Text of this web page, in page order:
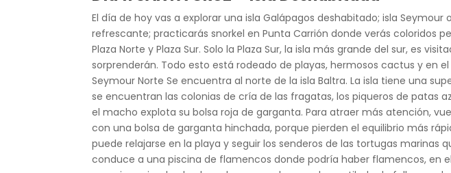
El día de hoy vas a explorar una isla Galápagos deshabitado; isla
refrescante; practicarás snorkel en Punta Carrión donde verás coloridos
Plaza Norte y Plaza Sur. Solo la Plaza Sur, la isla más grande del sur, es
sorprenderán. Todo esto está rodeado de playas, hermosos cactus y en
Seymour Norte Se encuentra al norte de la isla Baltra. La isla tiene una
se encuentran las colonias de cría de las fragatas, los piqueros de patas
el macho explota su bolsa roja de garganta. Para atraer más atención,
con una bolsa de garganta hinchada, porque pierden el equilibrio más
puede relajarse en la playa y seguir los senderos de las tortugas
conduce a una piscina de flamencos donde podría haber flamencos, en